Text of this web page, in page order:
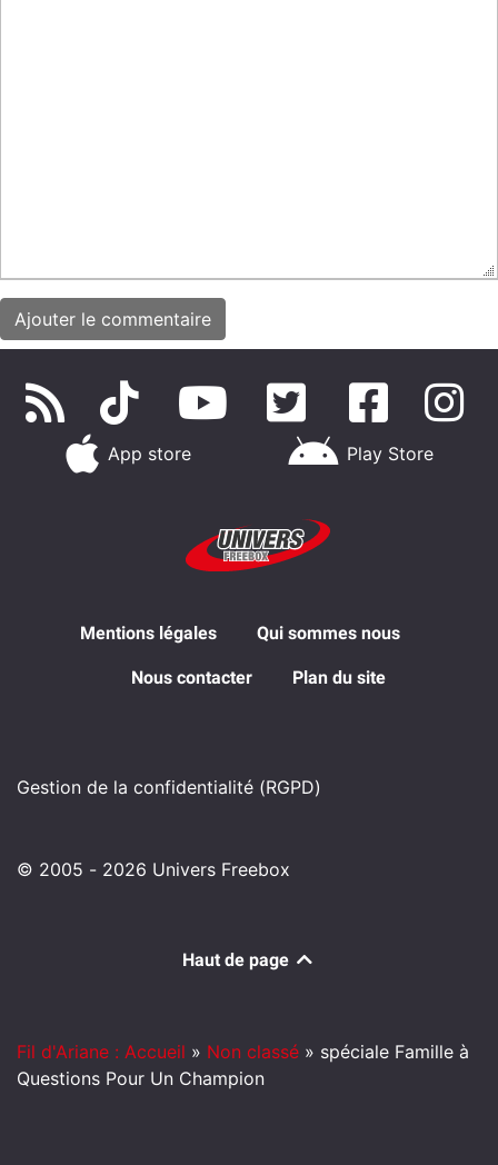
App store Play Store
Mentions légales Qui sommes nous
Nous contacter Plan du site
Gestion de la confidentialité (RGPD)
© 2005 - 2026 Univers Freebox
Haut de page
Fil d'Ariane : Accueil » Non classé » spéciale Famille à
Questions Pour Un Champion